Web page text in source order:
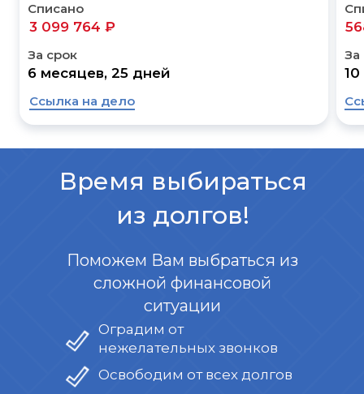
За
6 месяцев, 25 дней
За срок
Ссылка на дело
Списано
3 099 764 ₽
Время выбираться
из долгов!
Поможем Вам выбраться из
сложной финансовой
ситуации
Оградим от
нежелательных звонков
Освободим от всех долгов